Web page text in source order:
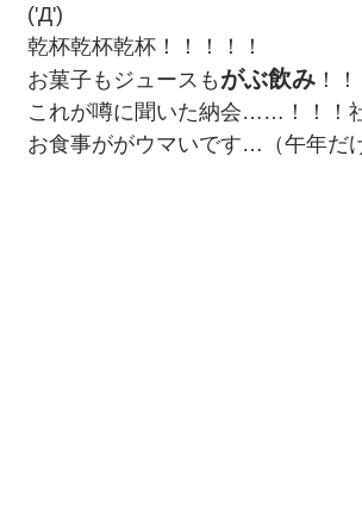
('Д')
乾杯乾杯乾杯！！！！！
お菓子もジュースも がぶ飲み ！
これが噂に聞いた納会……！！！
お食事ががウマいです…（午年だ